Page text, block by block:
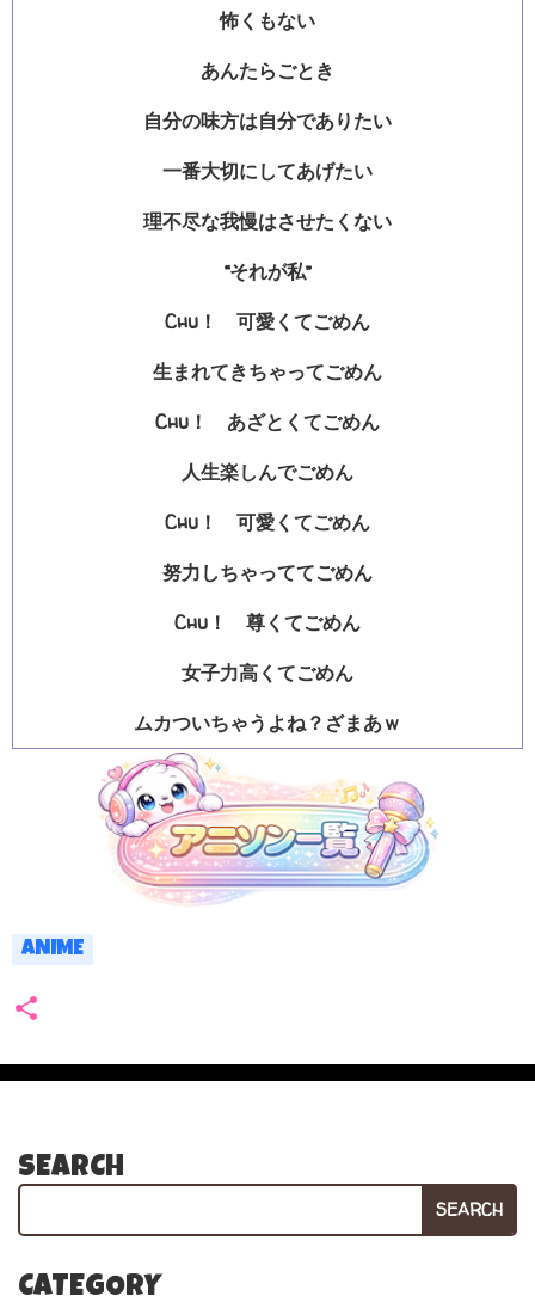
怖くもない
あんたらごとき
自分の味方は自分でありたい
一番大切にしてあげたい
理不尽な我慢はさせたくない
“それが私”
Chu！ 可愛くてごめん
生まれてきちゃってごめん
Chu！ あざとくてごめん
人生楽しんでごめん
Chu！ 可愛くてごめん
努力しちゃっててごめん
Chu！ 尊くてごめん
女子力高くてごめん
ムカついちゃうよね？ざまあｗ
ANIME
SEARCH
SEARCH
CATEGORY